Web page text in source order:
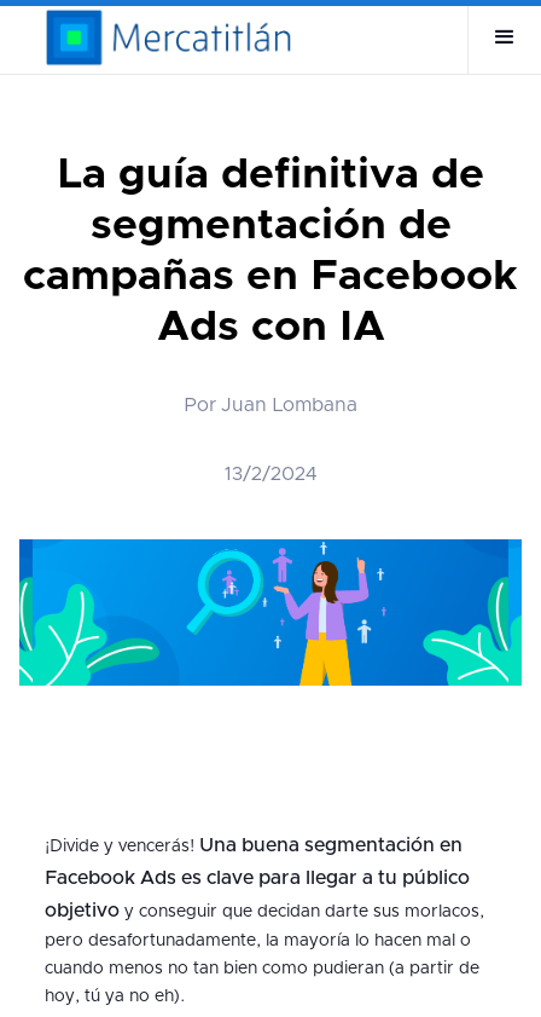
La guía definitiva de
segmentación de
campañas en Facebook
Ads con IA
Por Juan Lombana
13/2/2024
¡Divide y vencerás! Una buena segmentación en
Facebook Ads es clave para llegar a tu público
objetivoy conseguir que decidan darte sus morlacos,
pero desafortunadamente, la mayoría lo hacen mal o
cuando menos no tan bien como pudieran (a partir de
hoy, tú ya no eh).